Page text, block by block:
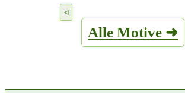
der
Produktseite
Varianten
auf.
Alle Motive ➜